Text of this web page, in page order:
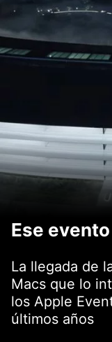
Ese
La llegada de
Macs que lo
los Apple
últimos años